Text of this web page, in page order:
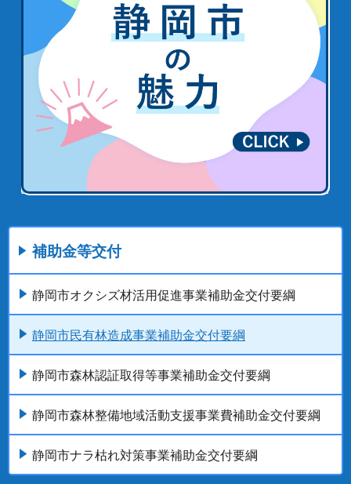
補助金等交付
静岡市オクシズ材活用促進事業補助金交付要綱
静岡市民有林造成事業補助金交付要綱
静岡市森林認証取得等事業補助金交付要綱
静岡市森林整備地域活動支援事業費補助金交付要綱
静岡市ナラ枯れ対策事業補助金交付要綱